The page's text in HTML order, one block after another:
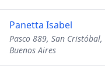
Panetta Isabel
Pasco 889, San
Buenos Aires